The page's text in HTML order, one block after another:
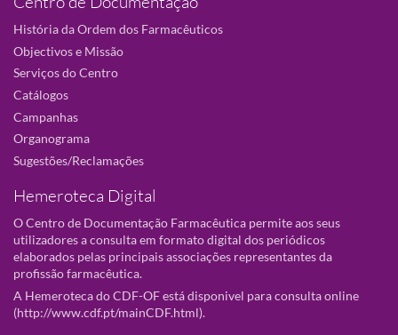
História da Ordem dos Farmacêuticos
Objectivos e Missão
Serviços do Centro
Catálogos
Campanhas
Organograma
Sugestões/Reclamações
Hemeroteca Digital
O Centro de Documentação Farmacêutica permite aos seus
utilizadores a consulta em formato digital dos periódicos
elaborados pelas principais associações representantes da
profissão farmacêutica.
A Hemeroteca do CDF-OF está disponivel para consulta online
(http://www.cdf.pt/mainCDF.html).